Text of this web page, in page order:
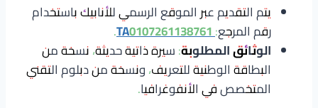
يتم التقديم عبر الموقع الرسمي للأنابيك باستخدام
رقم المرجع:TA0107261138761
.
الوثائق المطلوبة: سيرة ذاتية حديثة، نسخة من
البطاقة الوطنية للتعريف، ونسخة من دبلوم التقني
المتخصص في الأنفوغرافيا.